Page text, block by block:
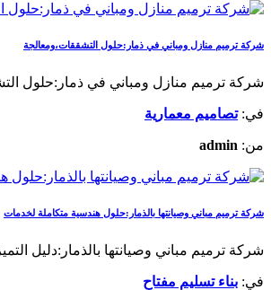
​شركة ترميم منازل ومباني في ذمار:حلول التشققات،ومعالجة
شركة ترميم منازل ومباني في ذمار:حلول
في:تصاميم معمارية
من: admin
شركة ترميم مباني وصيانتها بالذمار:حلول هندسية متكاملة لخدمات
شركة ترميم مباني وصيانتها بالذمار:دليل
في: بناء تسليم مفتاح